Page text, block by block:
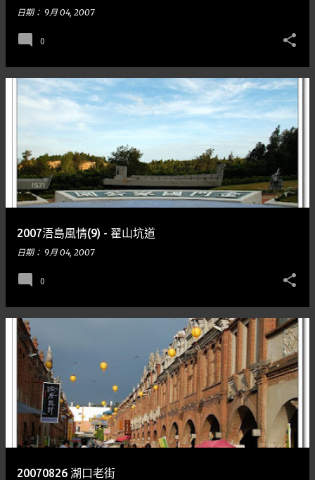
日期： 9月 04, 2007
0
2007浯島風情(9) - 翟山坑道
日期： 9月 04, 2007
0
20070826 湖口老街